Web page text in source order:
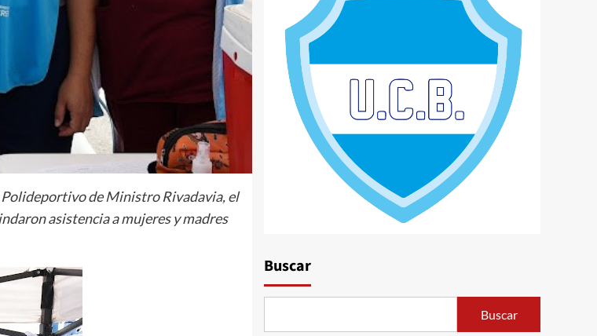
de Ministro Rivadavia, el
asistencia a mujeres y madres
Buscar
Buscar